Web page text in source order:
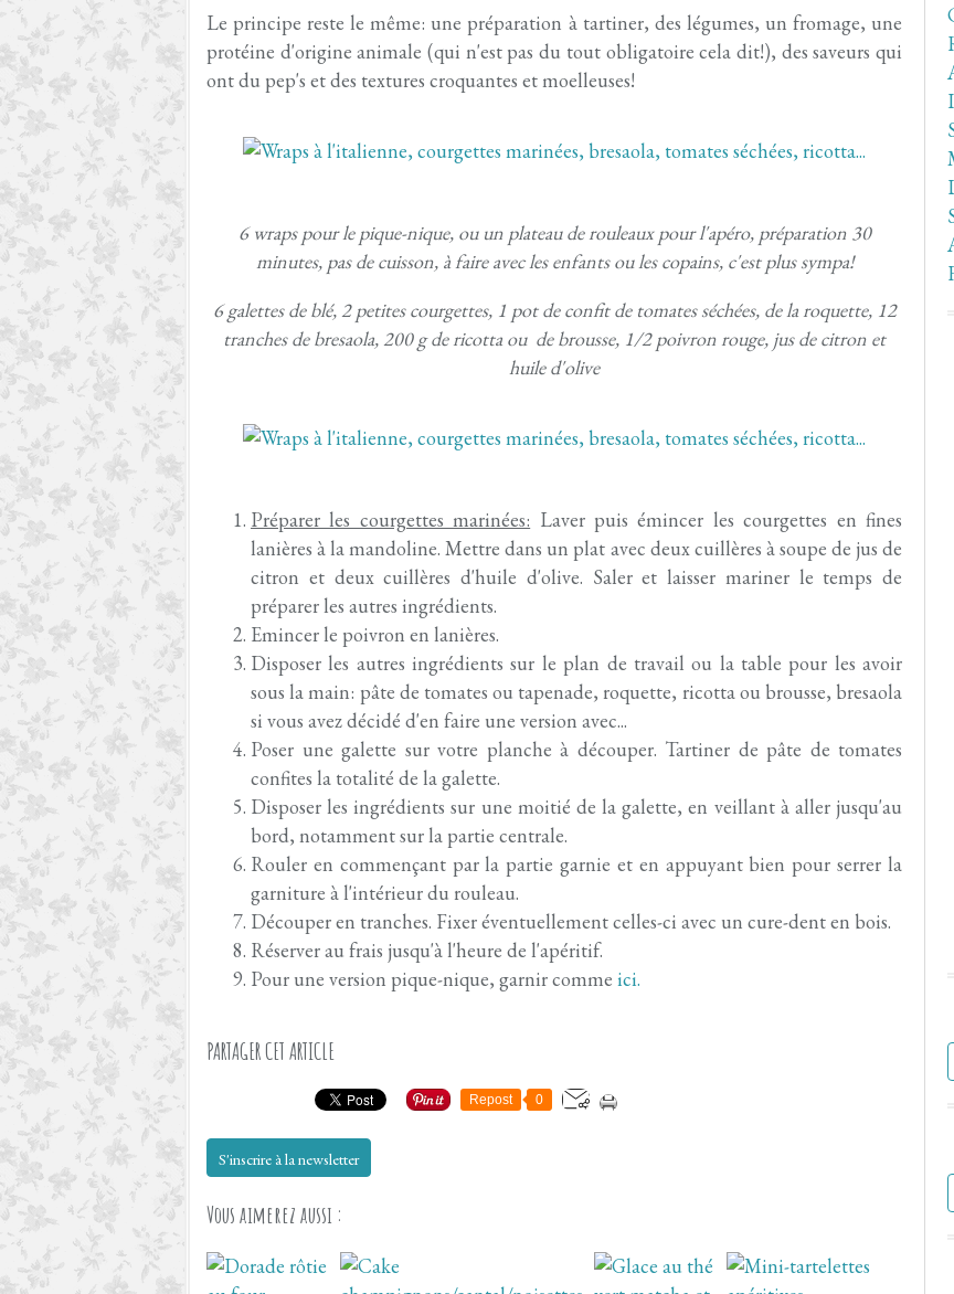
Le principe reste le même: une préparation à tartiner, des légumes, un fromage, une
protéine d'origine animale (qui n'est pas du tout obligatoire cela dit!), des saveurs qui
ont du pep's et des textures croquantes et moelleuses!
6 wraps pour le pique-nique, ou un plateau de rouleaux pour l'apéro, préparation 30
minutes, pas de cuisson, à faire avec les enfants ou les copains, c'est plus sympa!
6 galettes de blé, 2 petites courgettes, 1 pot de confit de tomates séchées, de la roquette, 12
tranches de bresaola, 200 g de ricotta ou de brousse, 1/2 poivron rouge, jus de citron et
huile d'olive
Préparer les courgettes marinées: Laver puis émincer les courgettes en fines
lanières à la mandoline. Mettre dans un plat avec deux cuillères à soupe de jus de
citron et deux cuillères d'huile d'olive. Saler et laisser mariner le temps de
préparer les autres ingrédients.
Emincer le poivron en lanières.
Disposer les autres ingrédients sur le plan de travail ou la table pour les avoir
sous la main: pâte de tomates ou tapenade, roquette, ricotta ou brousse, bresaola
si vous avez décidé d'en faire une version avec...
Poser une galette sur votre planche à découper. Tartiner de pâte de tomates
confites la totalité de la galette.
Disposer les ingrédients sur une moitié de la galette, en veillant à aller jusqu'au
bord, notamment sur la partie centrale.
Rouler en commençant par la partie garnie et en appuyant bien pour serrer la
garniture à l'intérieur du rouleau.
Découper en tranches. Fixer éventuellement celles-ci avec un cure-dent en bois.
Réserver au frais jusqu'à l'heure de l'apéritif.
Pour une version pique-nique, garnir comme ici.
PARTAGER CET ARTICLE
Repost 0
S'inscrire à la newsletter
Vous aimerez aussi :